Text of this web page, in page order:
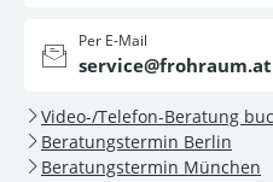
Per E-Mail
service@frohraum.at
Video-/Telefon-Beratung
Beratungstermin Berlin
Beratungstermin München